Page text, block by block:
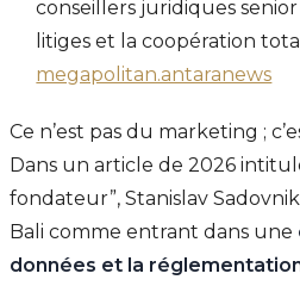
conseillers juridiques
litiges et la coopération
megapolitan.antaranews
Ce n’est pas du marketing ;
Dans un article de 2026
fondateur”, Stanislav
Bali comme entrant dans une
données et la